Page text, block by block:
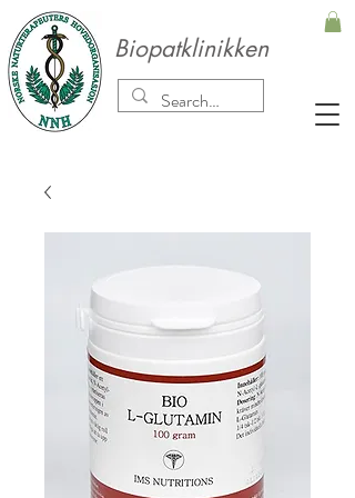
Biopatklinikken